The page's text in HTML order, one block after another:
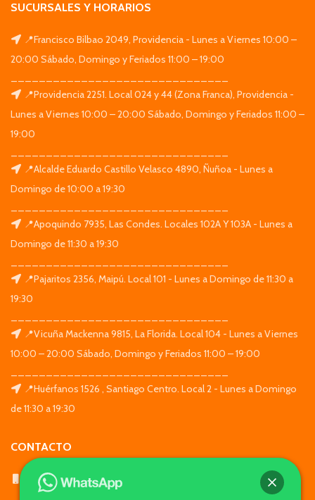
SUCURSALES Y HORARIOS
📍Francisco Bilbao 2049, Providencia - Lunes a Viernes 10:00 –
20:00 Sábado, Domingo y Feriados 11:00 – 19:00
📍Providencia 2251. Local 024 y 44 (Zona Franca), Providencia -
Lunes a Viernes 10:00 – 20:00 Sábado, Domingo y Feriados 11:00 –
19:00
📍Alcalde Eduardo Castillo Velasco 4890, Ñuñoa - Lunes a
Domingo de 10:00 a 19:30
📍Apoquindo 7935, Las Condes. Locales 102A Y 103A - Lunes a
Domingo de 11:30 a 19:30
📍Pajaritos 2356, Maipú. Local 101 - Lunes a Domingo de 11:30 a
19:30
📍Vicuña Mackenna 9815, La Florida. Local 104 - Lunes a Viernes
10:00 – 20:00 Sábado, Domingo y Feriados 11:00 – 19:00
📍Huérfanos 1526 , Santiago Centro. Local 2 - Lunes a Domingo
de 11:30 a 19:30
CONTACTO
WhatsApp: +569 7564 4676